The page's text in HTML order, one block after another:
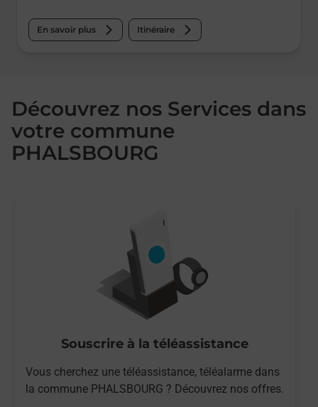
En savoir plus Itinéraire
Découvrez nos Services dans
votre commune
PHALSBOURG
Souscrire à la téléassistance
Vous cherchez une téléassistance, téléalarme dans
la commune PHALSBOURG ? Découvrez nos offres.